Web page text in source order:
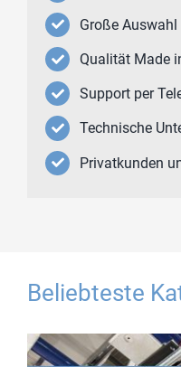
Große Auswahl
Qualität Made
Support per
Technische
Privatkunden
Beliebteste